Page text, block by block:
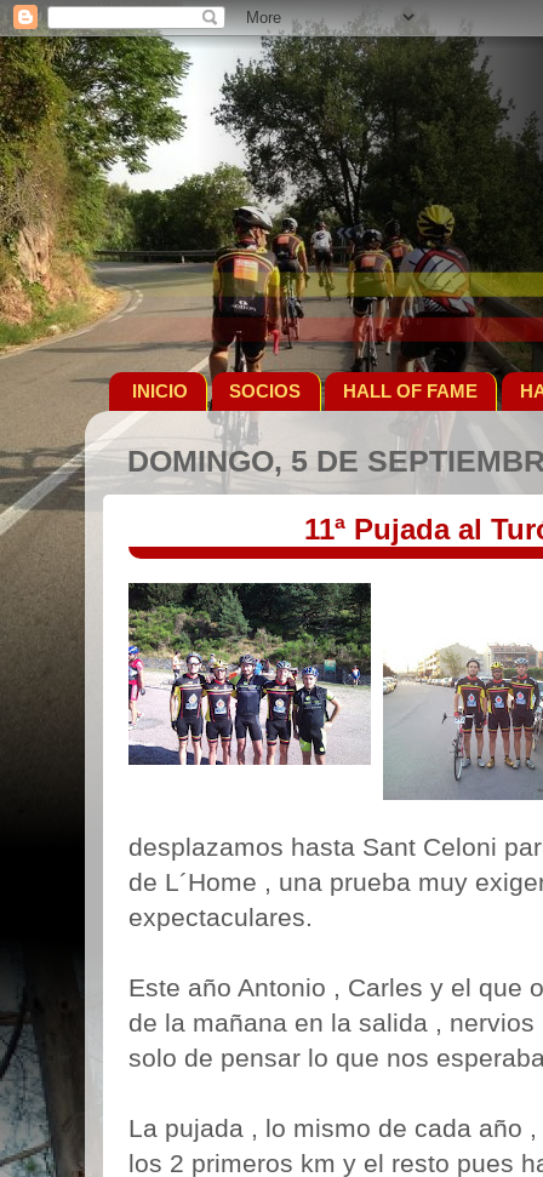
INICIO SOCIOS HALL OF FAME
DOMINGO, 5 DE
11ª Pujada al
desplazamos hasta Sant Celoni
de L´Home , una prueba muy
expectaculares.
Este año Antonio , Carles y el que
de la mañana en la salida ,
solo de pensar lo que nos
La pujada , lo mismo de cada año
los 2 primeros km y el resto pues